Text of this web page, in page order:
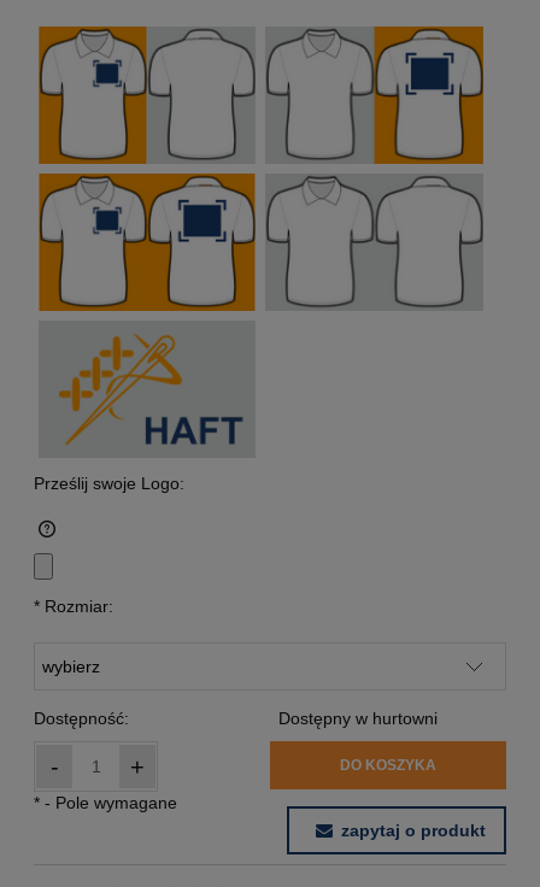
Prześlij swoje Logo:
* Rozmiar:
Dostępność: Dostępny w hurtowni
- + DO KOSZYKA
* - Pole wymagane
zapytaj o produkt